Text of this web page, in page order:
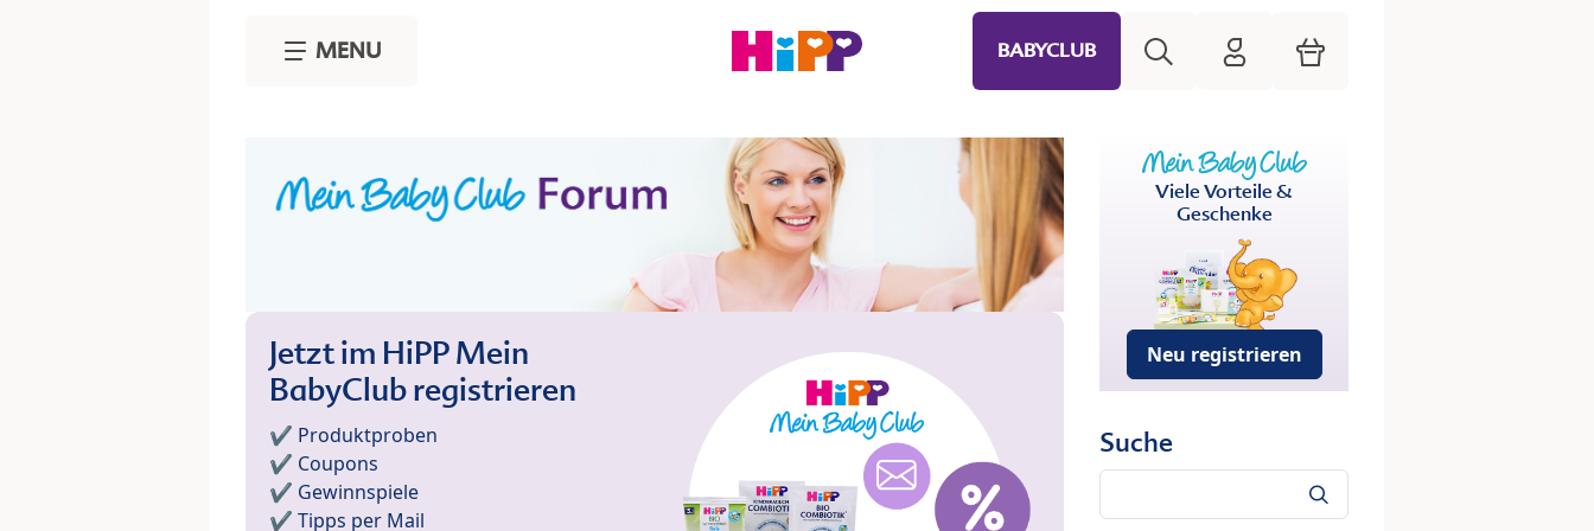
MENU BABYCLUB HiPP Mein Babyclub
Warenkorb
Jetzt im HiPP Mein
BabyClub registrieren
✔️ Produktproben
✔️ Coupons
✔️ Gewinnspiele
✔️ Tipps per Mail
Viele Vorteile &
Geschenke
Neu registrieren
Suche